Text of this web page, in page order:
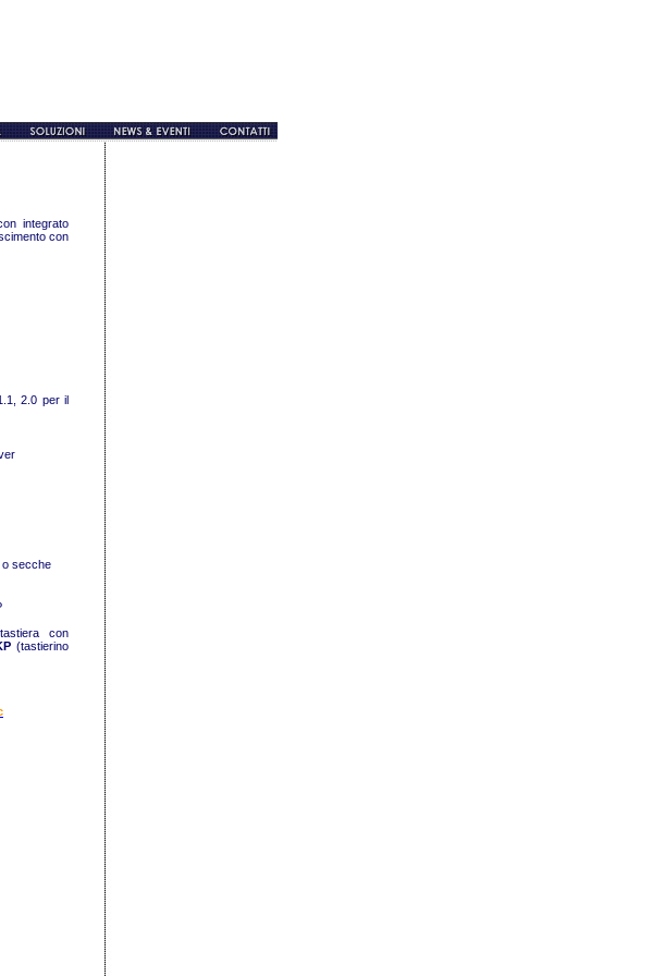
integrato
con
2.0 per il
o secche
con
(tastierino